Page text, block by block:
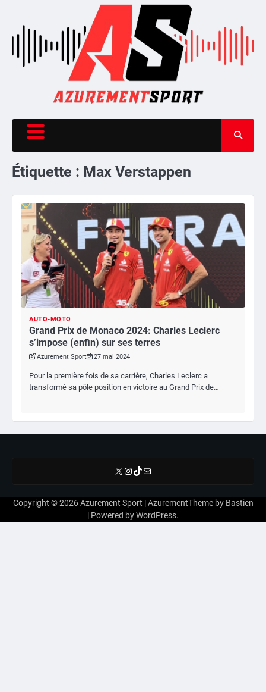
content
Étiquette : Max Verstappen
AUTO-MOTO
Grand Prix de Monaco 2024: Charles Leclerc
s’impose (enfin) sur ses terres
Azurement Sport 27 mai 2024
Pour la première fois de sa carrière, Charles Leclerc a
transformé sa pôle position en victoire au Grand Prix de…
X Instagram
TikTok
E-mail
Copyright © 2026Azurement Sport | AzurementTheme by Bastien
| Powered byWordPress.